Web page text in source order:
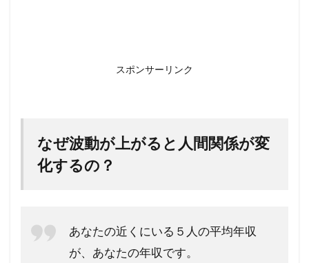
スポンサーリンク
なぜ波動が上がると人間関係が変
化するの？
あなたの近くにいる５人の平均年収
が、あなたの年収です。